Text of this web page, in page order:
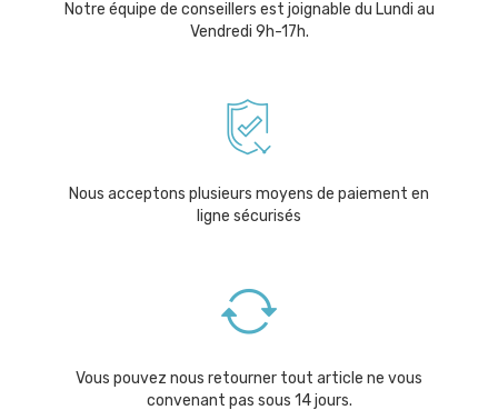
Notre équipe de conseillers est joignable du Lundi au
Vendredi 9h-17h.
Nous acceptons plusieurs moyens de paiement en
ligne sécurisés
Vous pouvez nous retourner tout article ne vous
convenant pas sous 14 jours.